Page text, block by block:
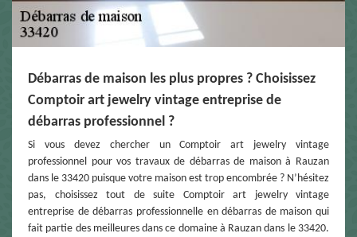
Débarras de maison les plus propres ? Choisissez
Comptoir art jewelry vintage entreprise de
débarras professionnel ?
Si vous devez chercher un Comptoir art jewelry vintage
professionnel pour vos travaux de débarras de maison à Rauzan
dans le 33420 puisque votre maison est trop encombrée ? N’hésitez
pas, choisissez tout de suite Comptoir art jewelry vintage
entreprise de débarras professionnelle en débarras de maison qui
fait partie des meilleures dans ce domaine à Rauzan dans le 33420.